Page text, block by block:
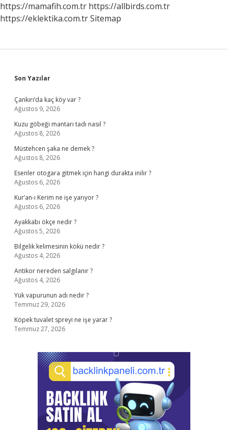
https://mamafih.com.tr https://allbirds.com.tr
https://eklektika.com.trSitemap
Sidebar
Son Yazılar
Çankırı’da kaç köy var ?
Ağustos 9, 2026
Kuzu göbeği mantarı tadı nasıl ?
Ağustos 8, 2026
Müstehcen şaka ne demek ?
Ağustos 8, 2026
Esenler otogara gitmek için hangi durakta inilir ?
Ağustos 6, 2026
Kur’an-ı Kerim ne işe yarıyor ?
Ağustos 6, 2026
Ayakkabı ökçe nedir ?
Ağustos 5, 2026
Bilgelik kelimesinin kökü nedir ?
Ağustos 4, 2026
Antikor nereden salgılanır ?
Ağustos 4, 2026
Yük vapurunun adı nedir ?
Temmuz 29, 2026
Köpek tuvalet spreyi ne işe yarar ?
Temmuz 27, 2026